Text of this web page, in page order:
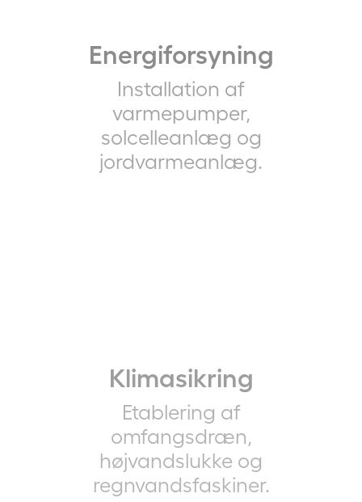
Energiforsyning
Installation af
varmepumper,
solcelleanlæg og
jordvarmeanlæg.
Klimasikring
Etablering af
omfangsdræn,
højvandslukke og
regnvandsfaskiner.